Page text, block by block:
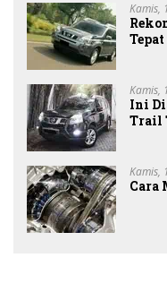
Kamis,
Kamis,
Ini
Trail
Kamis,
Cara